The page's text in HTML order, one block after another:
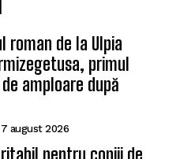
roman de la Ulpia
primul
amploare după
7 august 2026
pentru copiii de